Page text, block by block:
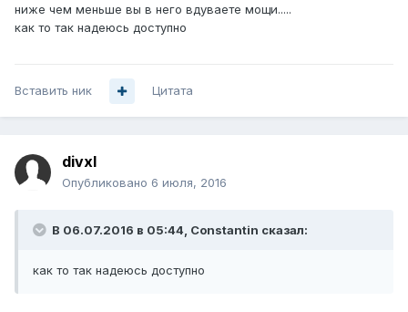
ниже чем меньше вы в него вдуваете мощи.....
как то так надеюсь доступно
Вставить ник Цитата
divxl
Опубликовано 6 июля, 2016
В 06.07.2016 в 05:44, Constantin сказал:
как то так надеюсь доступно